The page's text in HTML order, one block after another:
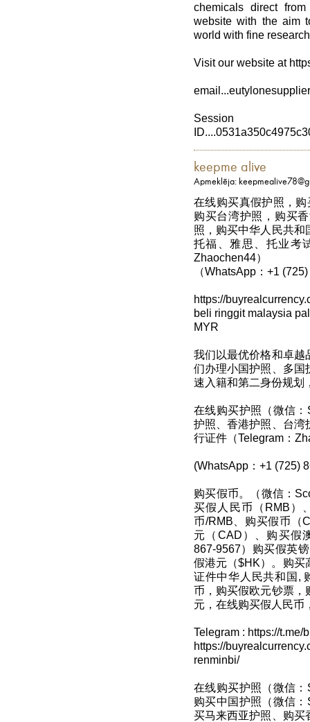
chemicals direct
website with the aim
world with fine
Visit our website at
Session
keepme alive
Apmeklēja:
在线购买真假护照，
购买台湾护照，购买
照，购买中华人民共和
托福、雅思、托业考
Zhaochen44）
（WhatsApp：+1
https://
beli ringgit malaysia
MYR
我们以最优价格和卓越
们办理小国护照、多国
速入籍和第二身份规划
在线购买护照（微信
护照、香港护照、台湾
行证件（Telegram：
(WhatsApp：+1 (725)
购买假币。（微信：
买假人民币（RMB）
币/RMB、购买假币（
元（CAD）、购买假
867-9567）购买假英
假港元（$HK）。购买
证件中华人民共和国,
币，购买假欧元钞票，
元，在线购买假人民币
Telegram : https://
https://
renminbi/
在线购买护照（微信
购买中国护照（微信
买马来西亚护照、购买